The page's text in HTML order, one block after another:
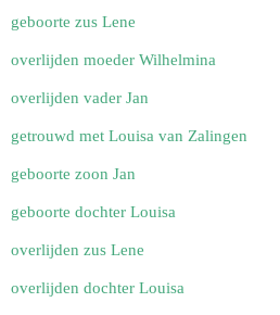
geboorte zus Lene
overlijden moeder Wilhelmina
overlijden vader Jan
getrouwd met Louisa van Zalingen
geboorte zoon Jan
geboorte dochter Louisa
overlijden zus Lene
overlijden dochter Louisa